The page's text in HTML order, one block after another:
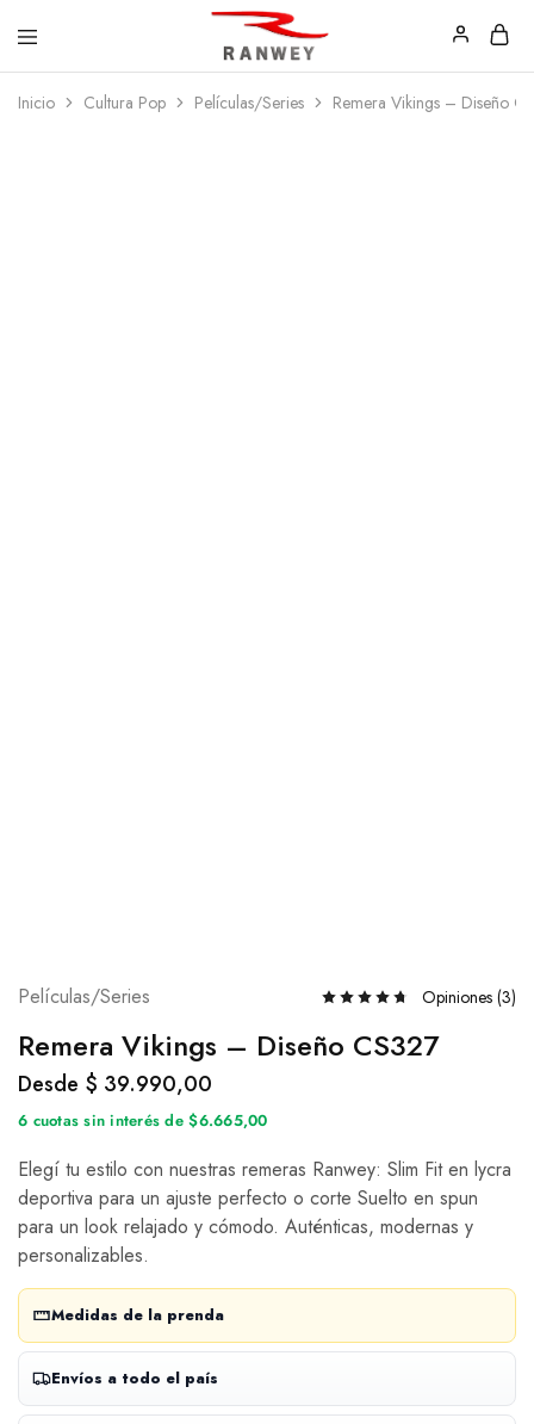
Ranwey
|
Tu
Estilo,
Inicio Cultura Pop Películas/Series Remera Vikings – Diseño
Películas/Series Opiniones (3)
Remera Vikings – Diseño CS327
Desde $ 39.990,00
6 cuotas sin interés de $6.665,00
Elegí tu estilo con nuestras remeras Ranwey: Slim Fit en lycra
deportiva para un ajuste perfecto o corte Suelto en spun
para un look relajado y cómodo. Auténticas, modernas y
personalizables.
Medidas de la prenda
Envíos a todo el país